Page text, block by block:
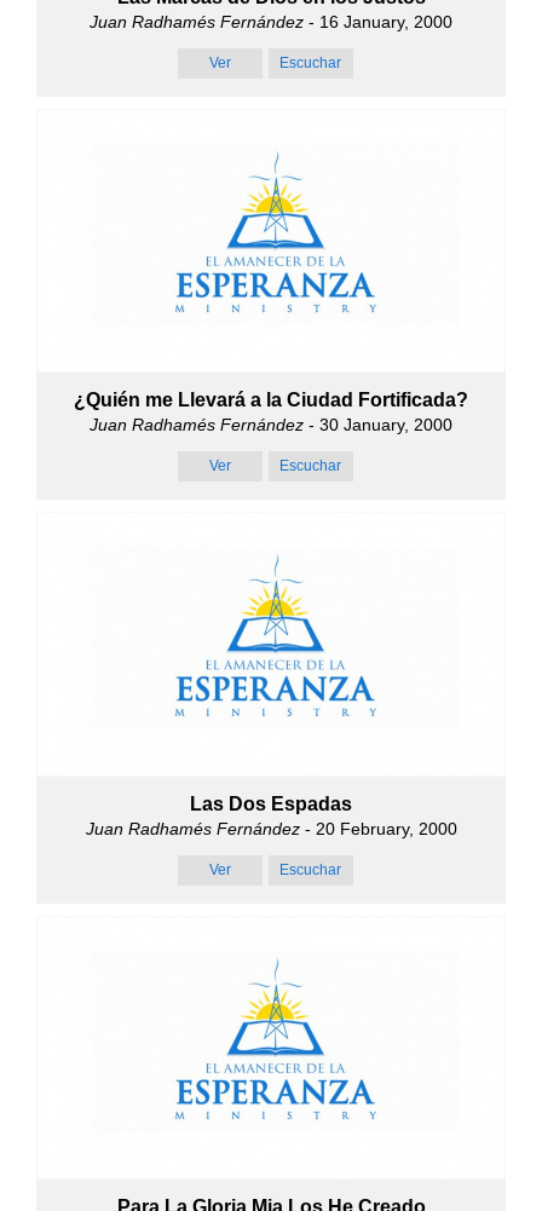
Juan Radhamés Fernández - 16 January, 2000
Ver Escuchar
¿Quién me Llevará a la Ciudad Fortificada?
Juan Radhamés Fernández - 30 January, 2000
Ver Escuchar
Las Dos Espadas
Juan Radhamés Fernández- 20 February, 2000
Ver Escuchar